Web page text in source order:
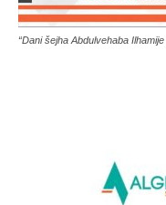
“Dani šejha Abdulvehaba